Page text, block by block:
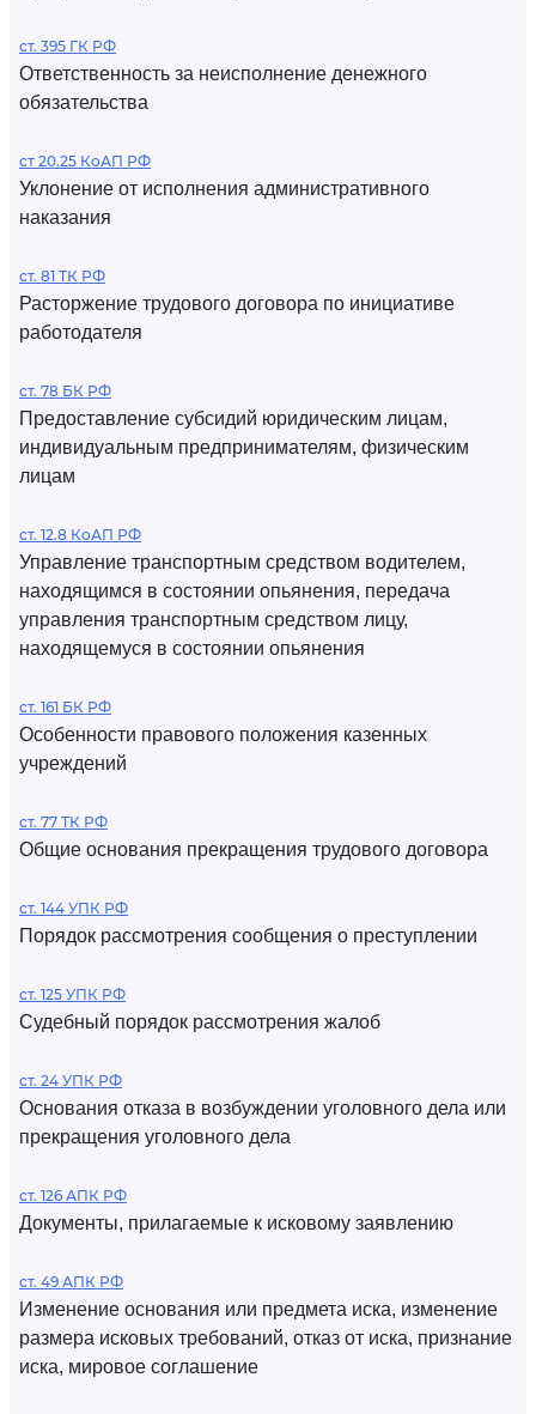
ст. 395 ГК РФ
Ответственность за неисполнение денежного
обязательства
ст 20.25 КоАП РФ
Уклонение от исполнения административного
наказания
ст. 81 ТК РФ
Расторжение трудового договора по инициативе
работодателя
ст. 78 БК РФ
Предоставление субсидий юридическим лицам,
индивидуальным предпринимателям, физическим
лицам
ст. 12.8 КоАП РФ
Управление транспортным средством водителем,
находящимся в состоянии опьянения, передача
управления транспортным средством лицу,
находящемуся в состоянии опьянения
ст. 161 БК РФ
Особенности правового положения казенных
учреждений
ст. 77 ТК РФ
Общие основания прекращения трудового договора
ст. 144 УПК РФ
Порядок рассмотрения сообщения о преступлении
ст. 125 УПК РФ
Судебный порядок рассмотрения жалоб
ст. 24 УПК РФ
Основания отказа в возбуждении уголовного дела или
прекращения уголовного дела
ст. 126 АПК РФ
Документы, прилагаемые к исковому заявлению
ст. 49 АПК РФ
Изменение основания или предмета иска, изменение
размера исковых требований, отказ от иска, признание
иска, мировое соглашение